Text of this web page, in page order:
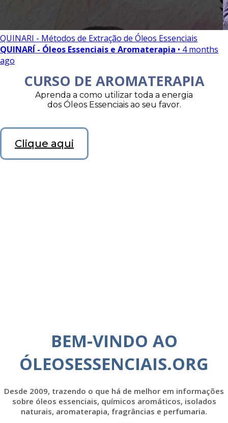
QUINARI - Métodos de Extração de Óleos Essenciais
QUINARÍ - Óleos Essenciais e Aromaterapia • 4 months
ago
CURSO DE AROMATERAPIA
Aprenda a como utilizar toda a energia
dos Óleos Essenciais ao seu favor.
Clique aqui
BEM-VINDO AO
ÓLEOSESSENCIAIS.ORG
Desde 2009, trazendo o que há de melhor em informações
sobre óleos essenciais, químicos aromáticos, isolados
naturais, aromaterapia, fragrâncias e perfumaria.